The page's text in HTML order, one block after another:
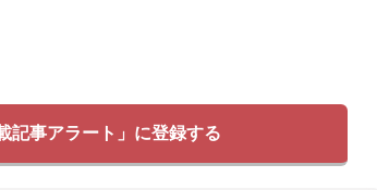
記事アラート」に登録する